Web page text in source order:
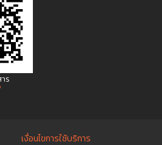
ร
เงื่อนไขการใช้บริการ